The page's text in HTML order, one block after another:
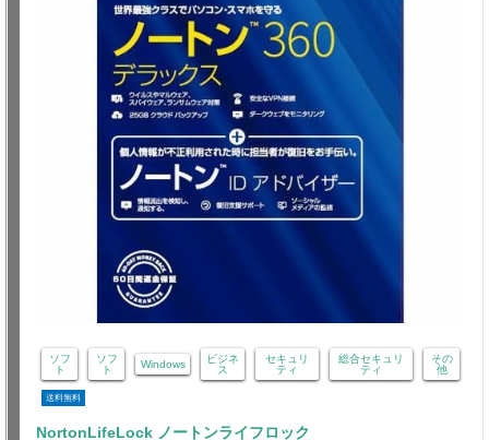
ソフ
ト
ソフ
ト
Windows
ビジネ
ス
セキュリ
ティ
総合セキュリ
ティ
その
他
送料無料
NortonLifeLock ノートンライフロック